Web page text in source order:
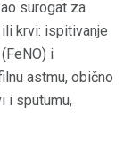
surogat za
krvi: ispitivanje
i
astmu, obično
i sputumu,